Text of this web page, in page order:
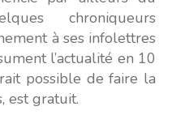
chroniqueurs
à ses infolettres
l’actualité en 10
possible de faire la
est gratuit.